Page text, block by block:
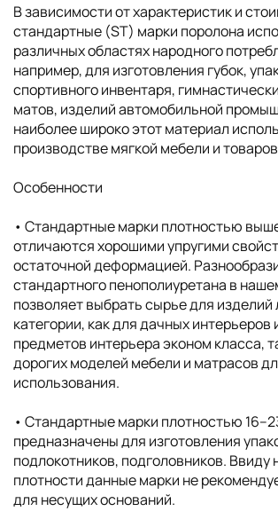
В зависимости от характеристик и
стандартные (ST) марки поролона
различных областях народного
например, для изготовления губок,
спортивного инвентаря,
матов, изделий автомобильной
наиболее широко этот материал
производстве мягкой мебели и
Особенности
• Cтандартные марки плотностью
отличаются хорошими упругими
остаточной деформацией.
стандартного пенополиуретана в
позволяет выбрать сырье для
категории, как для дачных интерьеров
предметов интерьера эконом класса,
дорогих моделей мебели и матрасов
использования.
• Cтандартные марки плотностью
предназначены для изготовления
подлокотников, подголовников. Ввиду
плотности данные марки не
для несущих оснований.